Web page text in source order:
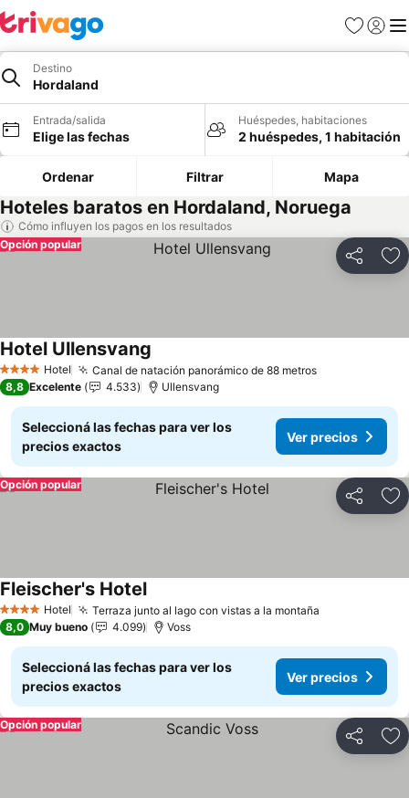
Favoritos
Iniciar
Destino
Hordaland
Entrada/salida
Elige las fechas
Huéspedes, habitaciones
2 huéspedes, 1 habitación
Ordenar Filtrar Mapa
Hoteles baratos en Hordaland, Noruega
Cómo influyen los pagos en los resultados
Compartir
Opción popular
4 EstrellasHotel Canal de natación panorámico de 88 metros
Hotel Ullensvang
8,8 Excelente 4.533 Ullensvang
Seleccioná las fechas para ver los
precios exactos
Ver precios
Compartir
Opción popular
4 EstrellasHotel Terraza junto al lago con vistas a la montaña
Fleischer's Hotel
8,0 Muy bueno 4.099 Voss
Seleccioná las fechas para ver los
precios exactos
Ver precios
Compartir
Opción popular